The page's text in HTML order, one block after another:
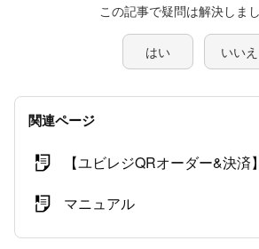
この記事で疑問は解決しま
はい いいえ
関連ページ
【ユビレジQRオーダー&決済
マニュアル